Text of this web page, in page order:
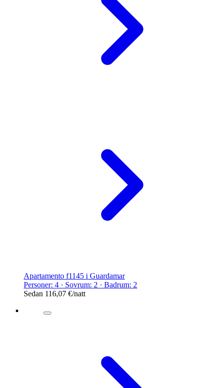
Apartamento f1145 i Guardamar
Personer: 4 · Sovrum: 2 · Badrum: 2
Sedan 116,07 €/natt